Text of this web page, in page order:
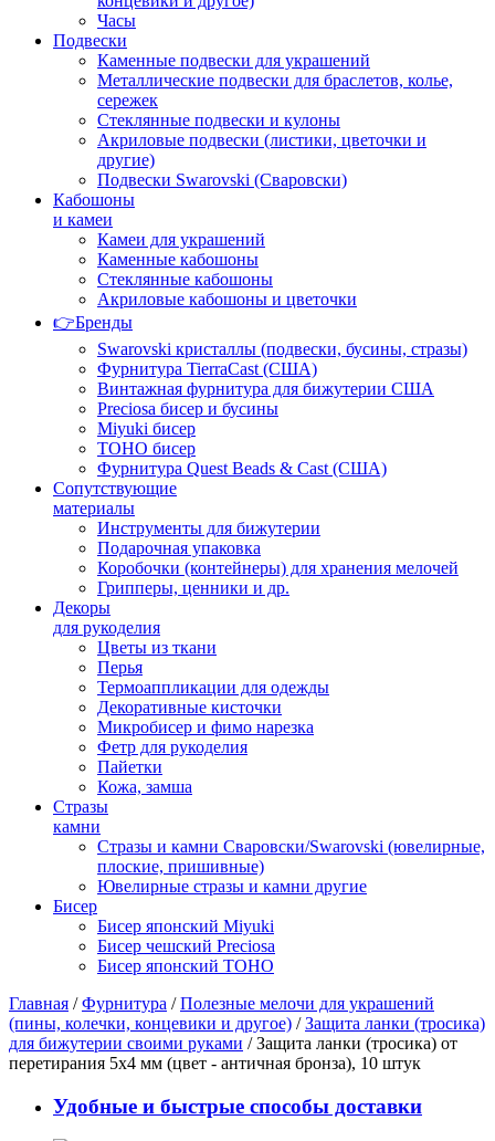
Часы
Подвески
Каменные подвески для украшений
Металлические подвески для браслетов, колье,
сережек
Стеклянные подвески и кулоны
Акриловые подвески (листики, цветочки и
другие)
Подвески Swarovski (Сваровски)
Кабошоны
и камеи
Камеи для украшений
Каменные кабошоны
Стеклянные кабошоны
Акриловые кабошоны и цветочки
👉Бренды
Swarovski кристаллы (подвески, бусины, стразы)
Фурнитура TierraCast (США)
Винтажная фурнитура для бижутерии США
Preciosa бисер и бусины
Miyuki бисер
TOHO бисер
Фурнитура Quest Beads & Cast (США)
Сопутствующие
материалы
Инструменты для бижутерии
Подарочная упаковка
Коробочки (контейнеры) для хранения мелочей
Грипперы, ценники и др.
Декоры
для рукоделия
Цветы из ткани
Перья
Термоаппликации для одежды
Декоративные кисточки
Микробисер и фимо нарезка
Фетр для рукоделия
Пайетки
Кожа, замша
Стразы
камни
Стразы и камни Сваровски/Swarovski (ювелирные,
плоские, пришивные)
Ювелирные стразы и камни другие
Бисер
Бисер японский Miyuki
Бисер чешский Preciosa
Бисер японский TOHO
Главная /Фурнитура /Полезные мелочи для украшений
(пины, колечки, концевики и другое) /Защита ланки (тросика)
для бижутерии своими руками / Защита ланки (тросика) от
перетирания 5х4 мм (цвет - античная бронза), 10 штук
Удобные и быстрые способы доставки